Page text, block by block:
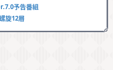
予告番組
旋12層